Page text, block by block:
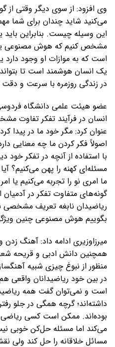
وی افزود: از سوی دیگر وقتی از
می‌کنید شاید چندان برای شما
این وسیله چیست. بنابراین
مشخص کنیم که هوش مصنوعی
است که به موازات او وجود
یک انسان هوشمند است تا
در زندگی روزمره با سرعت و
عضو هیئت علمی دانشگاه
انسان در فرآیند تفکر تفاوت
عنوان کرد: مگر خود ما در پیدا
اصولاً فکر کردن ما چه معنایی
با استفاده از آنچه در تفکر خود
مسئله‌ای کهنه را پهن می‌کنیم؟
ما امری نو را تجربه می‌کنیم یا
گونه‌های متفاوت تفکر در
ریاضیدان نابغه تعریف مشخصی
بگوییم هوش مصنوعی چنین ویژگی
میرزاوزیری ادامه داد: آهنگ
همچنین دانش ادبی و قریحه
منظور از نبوغ چیزی شبیه
در بین خود ریاضیدانان واقعی
است و نمی‌توان گفت همه
داشته‌اند؛ گرچه همگی در جلو
بوده‌اند. ممکن است کسی
می‌کند اما مسئله حل‌کن خوبی
مسائل خلاقانه را حل کند ولی